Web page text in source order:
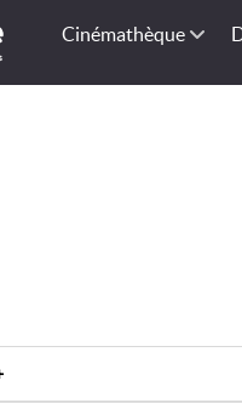
Cinémathèque